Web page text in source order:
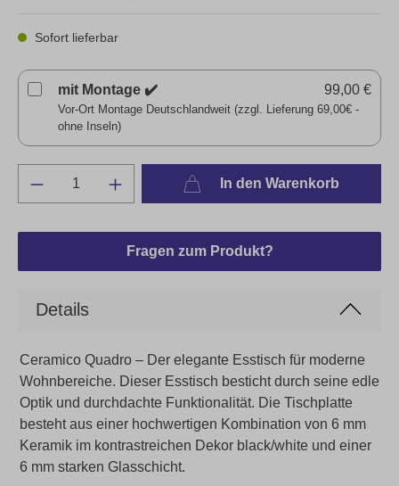
Sofort lieferbar
mit Montage ✔️
Vor-Ort Montage Deutschlandweit (zzgl. Lieferung 69,00€ -
ohne Inseln)
99,00 €
In den Warenkorb
Fragen zum Produkt?
Details
Ceramico Quadro – Der elegante Esstisch für moderne
Wohnbereiche. Dieser Esstisch besticht durch seine edle
Optik und durchdachte Funktionalität. Die Tischplatte
besteht aus einer hochwertigen Kombination von 6 mm
Keramik im kontrastreichen Dekor black/white und einer
6 mm starken Glasschicht.